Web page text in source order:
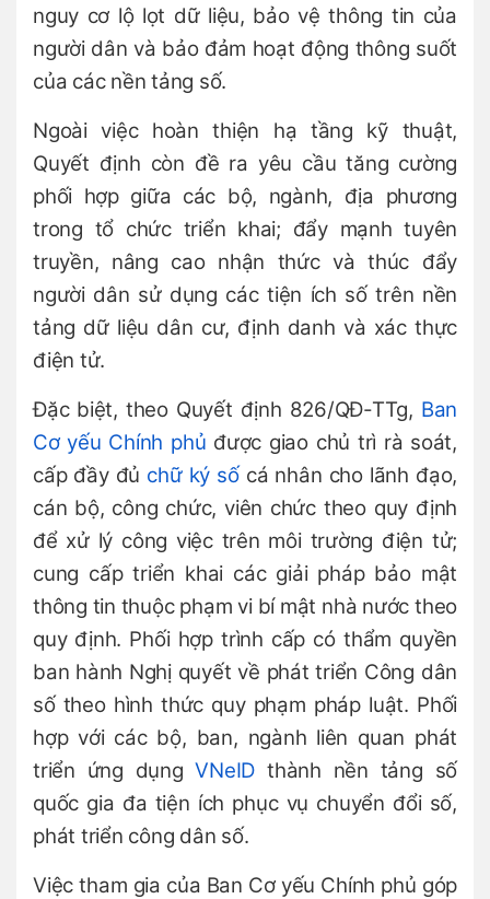
nguy cơ lộ lọt dữ liệu, bảo vệ thông tin của
người dân và bảo đảm hoạt động thông suốt
của các nền tảng số.
Ngoài việc hoàn thiện hạ tầng kỹ thuật,
Quyết định còn đề ra yêu cầu tăng cường
phối hợp giữa các bộ, ngành, địa phương
trong tổ chức triển khai; đẩy mạnh tuyên
truyền, nâng cao nhận thức và thúc đẩy
người dân sử dụng các tiện ích số trên nền
tảng dữ liệu dân cư, định danh và xác thực
điện tử.
Đặc biệt, theo Quyết định 826/QĐ-TTg, Ban
Cơ yếu Chính phủ được giao chủ trì rà soát,
cấp đầy đủ chữ ký sốcá nhân cho lãnh đạo,
cán bộ, công chức, viên chức theo quy định
để xử lý công việc trên môi trường điện tử;
cung cấp triển khai các giải pháp bảo mật
thông tin thuộc phạm vi bí mật nhà nước theo
quy định. Phối hợp trình cấp có thẩm quyền
ban hành Nghị quyết về phát triển Công dân
số theo hình thức quy phạm pháp luật. Phối
hợp với các bộ, ban, ngành liên quan phát
triển ứng dụngVNeID thành nền tảng số
quốc gia đa tiện ích phục vụ chuyển đổi số,
phát triển công dân số.
Việc tham gia của Ban Cơ yếu Chính phủ góp